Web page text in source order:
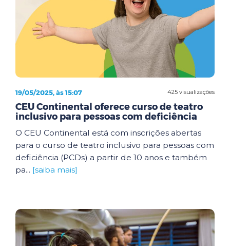
425 visualizações
19/05/2025, às 15:07
CEU Continental oferece curso de teatro
inclusivo para pessoas com deficiência
O CEU Continental está com inscrições abertas
para o curso de teatro inclusivo para pessoas com
deficiência (PCDs) a partir de 10 anos e também
pa... [saiba mais]